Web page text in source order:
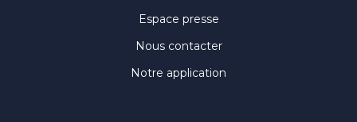
Espace presse
Nous contacter
Notre application